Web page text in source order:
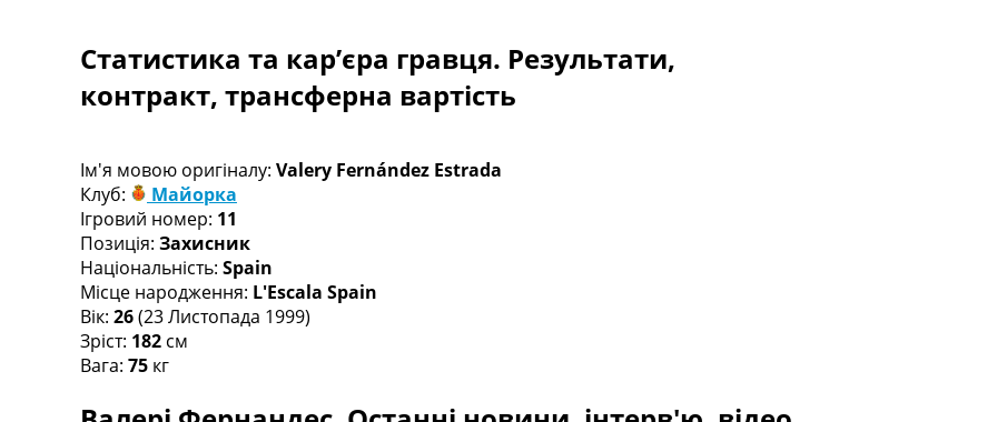
Англія. Прем’єр-Ліга
Іспанія. Ла Ліга
Ще Турніри >>>
Чемпіонат Світу. Турнирні таблиці
Таблиця УПЛ
Перша Ліга
Таблиця АПЛ
Таблиця Ла Ліги
Таблиця Ліги Чемпіонів
Всі таблиці >>>
Рейтинги
Рейтинг ФІФА
Статистика та кар’єра гравця. Результати,
контракт, трансферна вартість
Ім'я мовою оригіналу: Valery Fernández Estrada
Клуб:
Майорка
Ігровий номер: 11
Позиція: Захисник
Національність: Spain
Місце народження: L'Escala Spain
Вік: 26(23 Листопада 1999)
Зріст: 182 см
Вага: 75 кг